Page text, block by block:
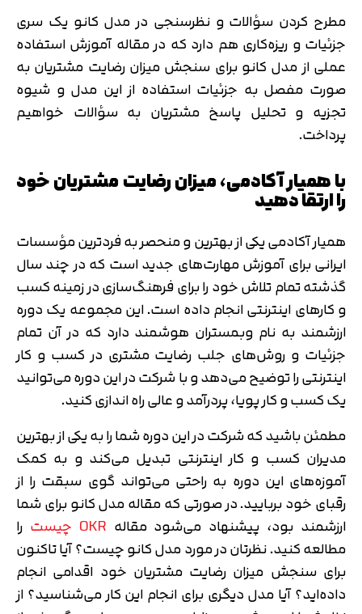
مطرح کردن سؤالات و نظرسنجی در مدل کانو یک سری
جزئیات و ریزه‌کاری هم دارد که در مقاله آموزش استفاده
عملی از مدل کانو برای سنجش میزان رضایت مشتریان به
صورت مفصل به جزئیات استفاده از این مدل و شیوه
تجزیه و تحلیل پاسخ مشتریان به سؤالات خواهیم
پرداخت.
با همیار آکادمی، میزان رضایت مشتریان خود
را ارتقا دهید
همیار آکادمی یکی از بهترین و منحصر به فردترین مؤسسات
ایرانی برای آموزش مهارت‌های جدید است که در چند سال
گذشته تمام تلاش خود را برای فرهنگ‌سازی در زمینه کسب
و کارهای اینترنتی انجام داده است. این مجموعه یک دوره
ارزشمند به نام وبمستران هوشمند دارد که در آن تمام
جزئیات و روش‌های جلب رضایت مشتری در کسب و کار
اینترنتی را توضیح می‌دهد و با شرکت در این دوره می‌توانید
یک کسب و کار پویا، پردرآمد و عالی راه اندازی کنید.
مطمئن باشید که شرکت در این دوره شما را به یکی از بهترین
مدیران کسب و کار اینترنتی تبدیل می‌کند و به کمک
آموزه‌های این دوره به راحتی می‌تواند گوی سبقت را از
رقبای خود بربایید. در صورتی که مقاله مدل کانو برای شما
ارزشمند بود، پیشنهاد می‌شود مقاله OKR چیست
را
مطالعه کنید. نظرتان در مورد مدل کانو چیست؟ آیا تاکنون
برای سنجش میزان رضایت مشتریان خود اقدامی انجام
داده‌اید؟ آیا مدل دیگری برای انجام این کار می‌شناسید؟ از